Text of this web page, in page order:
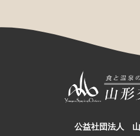
公益社団法人